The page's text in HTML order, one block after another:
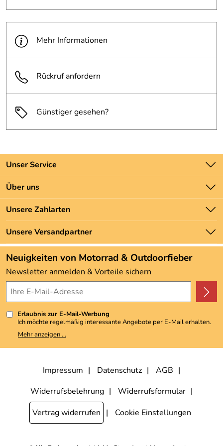
Hersteller: ARECO GmbH , Lise-Meitner-Straße 6 59581
Warstein Deutschland, info@areco.de
Mehr Informationen
Rückruf anfordern
Günstiger gesehen?
Unser Service
Kontakt
Batteriegesetz
Newsletter
Zahlung und Versand
Über uns
Unsere Bestseller
Marken
Neu
Angebote
Kundenbewertungen (3.492)
4,9/5*****
Unsere Zahlarten
Unsere Versandpartner
Neuigkeiten von Motorrad & Outdoorfieber
Newsletter anmelden & Vorteile sichern
Erlaubnis zur E-Mail-Werbung
Ich möchte regelmäßig interessante Angebote per E-Mail erhalten.
Meine E-Mail-Adresse wird nicht an andere Unternehmen
weitergegeben. Zu statistischen Zwecken wird in anonymer Form
kann ich jederzeit mit Wirkung für die Zukunft widerrufen, indem ich
den Link "Abmelden" am Ende des Newsletters anklicke. Die
Mehr anzeigen ...
Impressum Datenschutz
AGB
Widerrufsbelehrung
Widerrufsformular
Vertrag widerrufen
Cookie Einstellungen